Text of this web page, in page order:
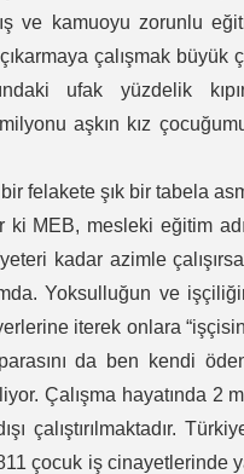
ve kamuoyu zorunlu
çalışmak
ufak yüzdelik
aşkın kız
felakete şık bir tabela
MEB, mesleki eğitim
kadar azimle
Yoksulluğun ve
iterek onlara
da ben kendi
Çalışma hayatında 2
çalıştırılmaktadır.
çocuk iş cinayetlerinde